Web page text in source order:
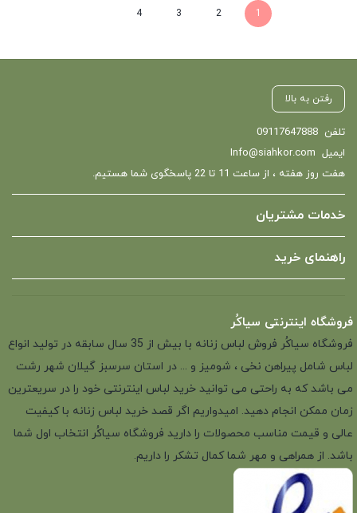
1
2
3
4
رفتن به بالا
تلفن 09117647888
ایمیل Info@siahkor.com
هفت روز هفته ، از ساعت 11 تا 22 پاسخگوی شما هستیم.
خدمات مشتریان
راهنمای خرید
فروشگاه اینترنتی سیاکُر
فروشگاه سیاکُر فروش لباس زنانه با بیش از 35 سال سابقه در تولید انواع
لباس شامل پیراهن نخی ، شومیز و ... در استان سرسبز گیلان شهر رشت
می باشد که به راحتی می توانید خرید لباس اینترنتی خود را در سریعترین
زمان ممکن انجام دهید. امیدواریم اگر قصد خرید لباس زنانه با کیفیت
عالی و قیمت مناسب محصولات را دارید فروشگاه سیاکُر انتخاب اول شما
باشد. از همراهی و مهر شما کمال تشکر را داریم.